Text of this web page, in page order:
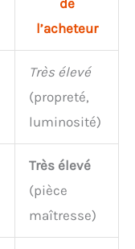
sans
l’acheteur
Très élevé
(propreté,
luminosité)
Très élevé
(pièce
maîtresse)